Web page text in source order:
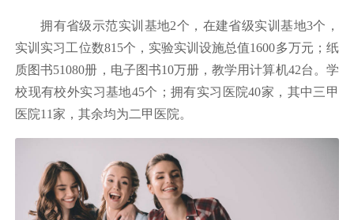
拥有省级示范实训基地2个，在建省级实训基地3个，
实训实习工位数815个，实验实训设施总值1600多万元；纸
质图书51080册，电子图书10万册，教学用计算机42台。学
校现有校外实习基地45个；拥有实习医院40家，其中三甲
医院11家，其余均为二甲医院。